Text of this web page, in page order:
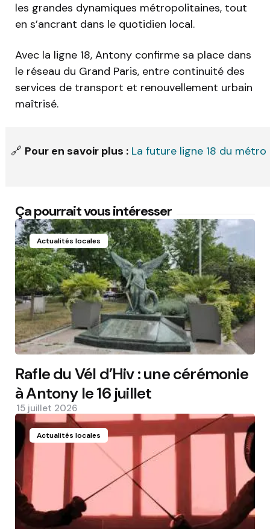
les grandes dynamiques métropolitaines, tout
en s’ancrant dans le quotidien local.
Avec la ligne 18, Antony confirme sa place dans
le réseau du Grand Paris, entre continuité des
services de transport et renouvellement urbain
maîtrisé.
🔗 Pour en savoir plus : La future ligne 18 du métro
Ça pourrait vous intéresser
Actualités locales
Rafle du Vél d’Hiv : une cérémonie
à Antony le 16 juillet
15 juillet 2026
Actualités locales